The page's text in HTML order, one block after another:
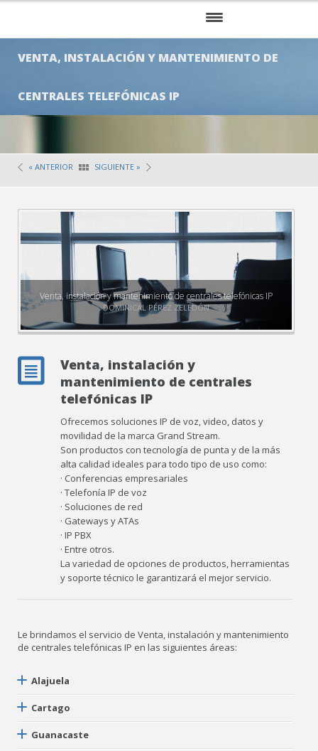
INICIO
SERVICIOS
BLOG
CONTÁCTENOS
VENTA, INSTALACIÓN Y MANTENIMIENTO DE
CENTRALES TELEFÓNICAS IP
« ANTERIOR SIGUIENTE »
Venta, instalación y mantenimiento de centrales telefónicas IP
DOMINICAL PÉREZ ZELEDÓN
Venta, instalación y
mantenimiento de centrales
telefónicas IP
Ofrecemos soluciones IP de voz, video, datos y
movilidad de la marca Grand Stream.
Son productos con tecnología de punta y de la más
alta calidad ideales para todo tipo de uso como:
· Conferencias empresariales
· Telefonía IP de voz
· Soluciones de red
· Gateways y ATAs
· IP PBX
· Entre otros.
La variedad de opciones de productos, herramientas
y soporte técnico le garantizará el mejor servicio.
Le brindamos el servicio de Venta, instalación y mantenimiento
de centrales telefónicas IP en las siguientes áreas:
Alajuela
Cartago
Guanacaste